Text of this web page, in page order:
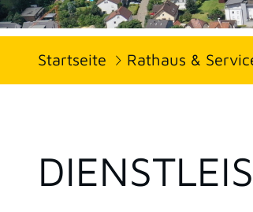
Startseite Rathaus &